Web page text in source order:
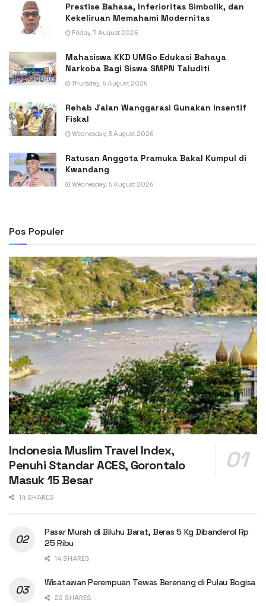
Prestise Bahasa, Inferioritas Simbolik, dan
Kekeliruan Memahami Modernitas
Friday, 7 August 2026
Mahasiswa KKD UMGo Edukasi Bahaya
Narkoba Bagi Siswa SMPN Taluditi
Thursday, 6 August 2026
Rehab Jalan Wanggarasi Gunakan Insentif
Fiskal
Wednesday, 5 August 2026
Ratusan Anggota Pramuka Bakal Kumpul di
Kwandang
Wednesday, 5 August 2026
Pos Populer
Indonesia Muslim Travel Index,
Penuhi Standar ACES, Gorontalo
Masuk 15 Besar
14 SHARES
Pasar Murah di Biluhu Barat, Beras 5 Kg Dibanderol Rp
25 Ribu
14 SHARES
Wisatawan Perempuan Tewas Berenang di Pulau Bogisa
22 SHARES